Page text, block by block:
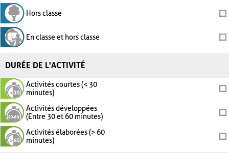
Hors classe
En classe et hors classe
DURÉE DE L'ACTIVITÉ
Activités courtes (< 30
minutes)
Activités développées
(Entre 30 et 60 minutes)
Activités élaborées (> 60
minutes)